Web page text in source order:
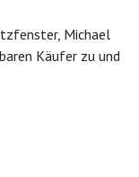
Michael
Käufer zu und